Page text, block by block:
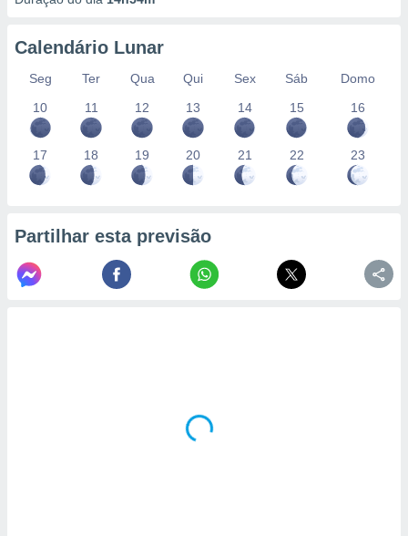
Calendário Lunar
Seg Ter Qua Qui Sex Sáb
Domo
10
11 12 13 14 15 16
17 18 19 20 21 22 23
Partilhar esta previsão